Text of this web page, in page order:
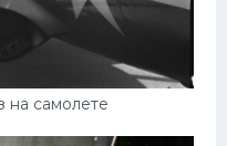
на самолете